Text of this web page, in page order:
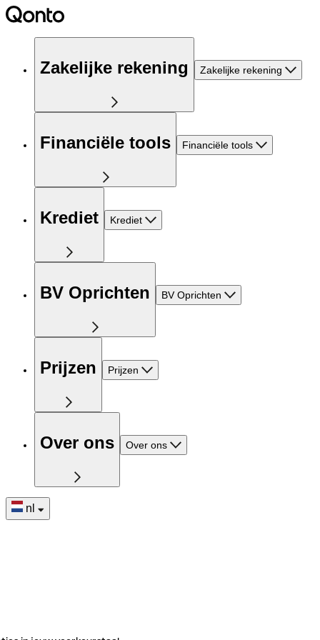
Zakelijke rekening Zakelijke rekening
Financiële tools Financiële tools
Krediet Krediet
BV Oprichten BV Oprichten
Prijzen Prijzen
Over ons Over ons
nl